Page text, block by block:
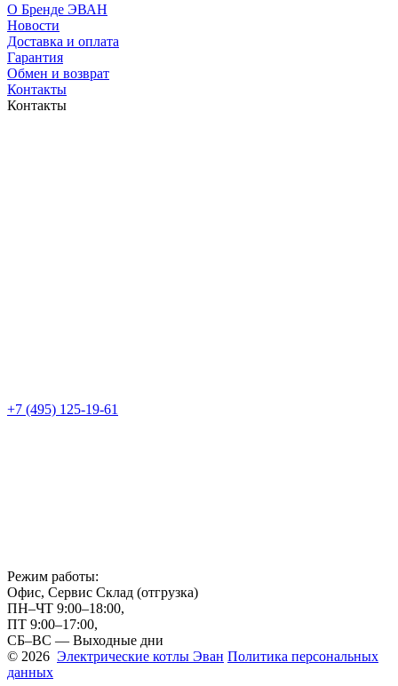
О Бренде ЭВАН
Новости
Доставка и оплата
Гарантия
Обмен и возврат
Контакты
Контакты
+7 (495) 125-19-61
Режим работы:
Офис, Сервис Склад (отгрузка)
ПН–ЧТ 9:00–18:00,
ПТ 9:00–17:00,
СБ–ВС — Выходные дни
© 2026 Электрические котлы Эван Политика персональных
данных